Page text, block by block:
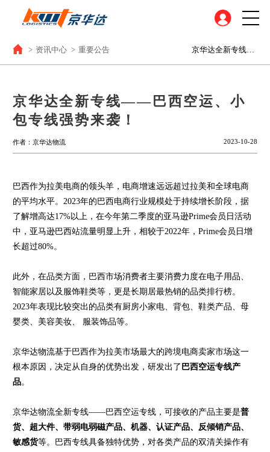
> 资讯中心 > 重要公告
京华达全新专线——巴西空运、小
包专线强势来袭！
作者：京华达物流 2023-10-28
巴西作为拉美电商的领头羊，电商增速远远超过拉美和全球电商
的平均水平。2023年的巴西电商行业规模处于持续增长阶段，据
了解增高达17%以上，在今年第二季度的亚马逊Prime会员日活动
中，亚马逊巴西站流量明显上升，相较于2022年，Prime会员日增
长超过80%。
此外，在品类方面，巴西市场消费者主要消费力度在电子用品、
智能家居以及服饰鞋类等，更是长期居最热销的品类排行榜。
2023年表现比较突出的品类有厨房小家电、背包、鞋类产品、母
婴类、美容美妆、 服装饰品等。
京华达物流基于巴西作为拉美市场最大的跨境电商卖家市场这一
根本原因，决定从自身的优势出发，研发出了 巴西空运专线产
品。
京华达物流全新专线——巴西空运专线，可接收的产品主要是普
货、超大件、带弱电弱磁产品、机器、认证产品、反倾销产品、
敏感货等。巴西专线具备独特优势，对各类产品的双清关操作有